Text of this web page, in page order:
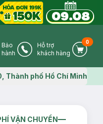
Warranty Icon
Bảo
hành
Phone Icon
Hỗ trợ
khách hàng
Cart
0
Map icon
Thành phố Hồ Chí Minh
VẬN CHUYỂN